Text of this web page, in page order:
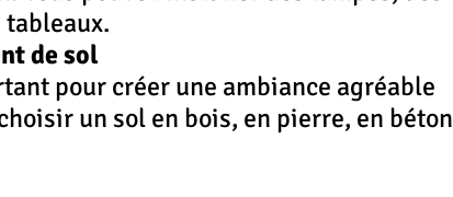
de sol
pour créer une ambiance agréable
un sol en bois, en pierre, en béton